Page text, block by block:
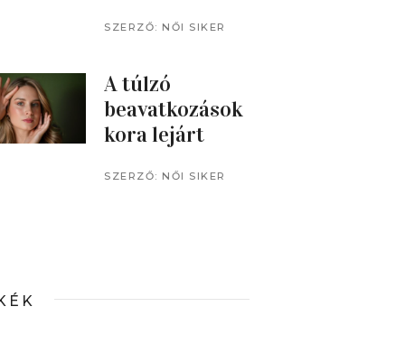
mint ő: saját
beszélgetett a
műsorvezető
SZERZŐ: NŐI SIKER
A túlzó
beavatkozások
kora lejárt
SZERZŐ: NŐI SIKER